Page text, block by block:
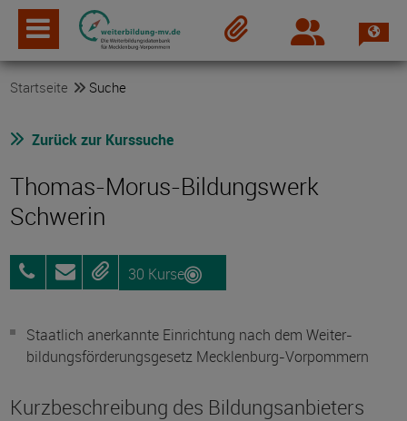
Login
Startseite Suche
Zurück zur Kurssuche
Thomas-Morus-Bildungswerk
Schwerin
0385-
20754070
AnfragenMerken30 Kurse
Staatlich anerkannte Einrichtung nach dem Weiter­
bildungs­förderungs­gesetz Mecklenburg-Vorpommern
Kurzbeschreibung des Bildungsanbieters